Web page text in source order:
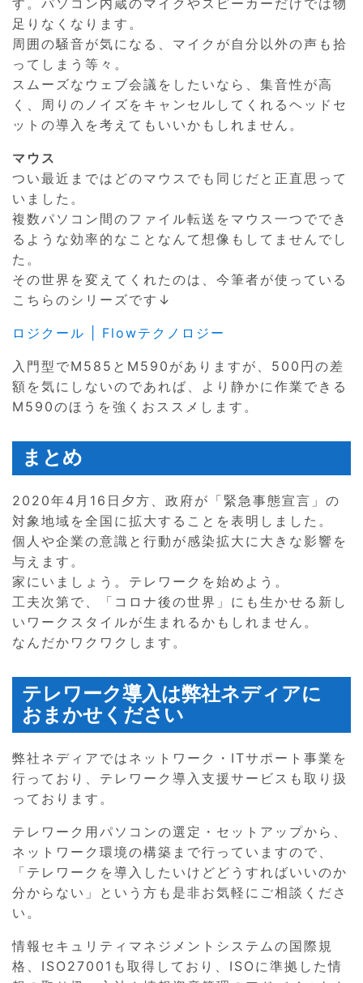
足りなくなります。
周囲の騒音が気になる、マイクが自分以外の声も拾
ってしまう等々。
スムーズなウェブ会議をしたいなら、集音性が高
く、周りのノイズをキャンセルしてくれるヘッドセ
ットの導入を考えてもいいかもしれません。
マウス
つい最近まではどのマウスでも同じだと正直思って
いました。
複数パソコン間のファイル転送をマウス一つででき
るような効率的なことなんて想像もしてませんでし
た。
その世界を変えてくれたのは、今筆者が使っている
こちらのシリーズです↓
ロジクール | Flowテクノロジー
入門型でM585とM590がありますが、500円の差
額を気にしないのであれば、より静かに作業できる
M590のほうを強くおススメします。
まとめ
2020年4月16日夕方、政府が「緊急事態宣言」の
対象地域を全国に拡大することを表明しました。
個人や企業の意識と行動が感染拡大に大きな影響を
与えます。
家にいましょう。テレワークを始めよう。
工夫次第で、「コロナ後の世界」にも生かせる新し
いワークスタイルが生まれるかもしれません。
なんだかワクワクします。
テレワーク導入は弊社ネディアに
おまかせください
弊社ネディアではネットワーク・ITサポート事業を
行っており、テレワーク導入支援サービスも取り扱
っております。
テレワーク用パソコンの選定・セットアップから、
ネットワーク環境の構築まで行っていますので、
「テレワークを導入したいけどどうすればいいのか
分からない」という方も是非お気軽にご相談くださ
い。
情報セキュリティマネジメントシステムの国際規
格、ISO27001も取得しており、ISOに準拠した情